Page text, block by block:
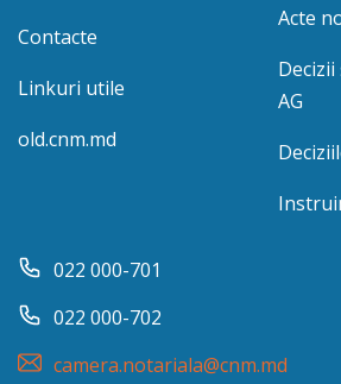
Contacte
Linkuri utile
old.cnm.md
Acte
AG
022 000-701
022 000-702
camera.notariala@cnm.md